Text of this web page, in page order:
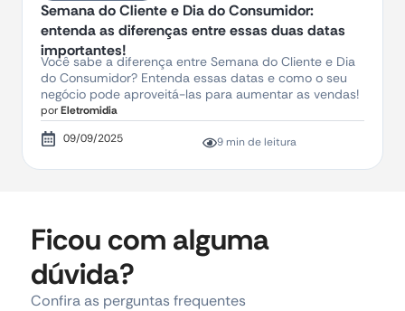
Semana do Cliente e Dia do Consumidor:
entenda as diferenças entre essas duas datas
importantes!
Você sabe a diferença entre Semana do Cliente e Dia
do Consumidor? Entenda essas datas e como o seu
negócio pode aproveitá-las para aumentar as vendas!
porEletromidia
09/09/2025
9 min de leitura
Ficou com alguma
dúvida?
Confira as perguntas frequentes